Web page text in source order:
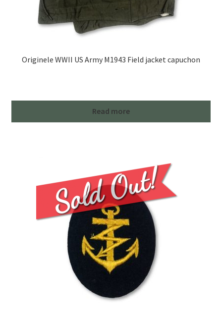
Originele WWII US Army M1943 Field jacket capuchon
Read more